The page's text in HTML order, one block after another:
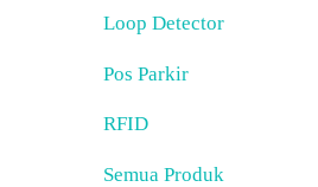
Loop Detector
Pos Parkir
RFID
Semua Produk